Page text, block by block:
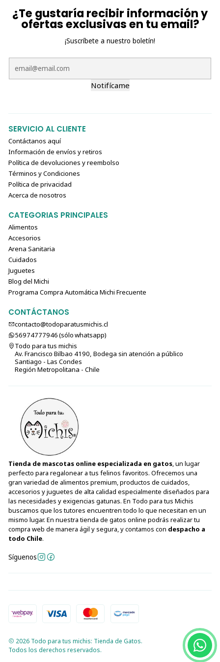
¿Te gustaría recibir información y
ofertas exclusivas en tu email?
¡Suscríbete a nuestro boletín!
Notifícame
SERVICIO AL CLIENTE
Contáctanos aquí
Información de envíos y retiros
Política de devoluciones y reembolso
Términos y Condiciones
Política de privacidad
Acerca de nosotros
CATEGORIAS PRINCIPALES
Alimentos
Accesorios
Arena Sanitaria
Cuidados
Juguetes
Blog del Michi
Programa Compra Automática Michi Frecuente
CONTÁCTANOS
contacto@todoparatusmichis.cl
56974777946 (sólo⁣⁣⁣⁣⁣​​​​​​​​​​​​​​​ whatsapp)
Todo para tus michis
Av. Francisco Bilbao 4190, Bodega sin atención a público
Santiago - Las Condes
Región Metropolitana - Chile
Tienda de mascotas online especializada en gatos, un lugar
perfecto para regalonear a tus felinos favoritos. Ofrecemos una
gran variedad de alimentos premium, productos de cuidados,
accesorios y juguetes de alta calidad especialmente diseñados para
las necesidades y exigencias gatunas. En Todo para tus Michis
buscamos que los tutores encuentren todo lo que necesitan en un
mismo lugar. En nuestra tienda de gatos online podrás realizar tu
compra web de manera ágil y segura, y contamos con despacho a
todo Chile.
Síguenos
2026 Todo para tus michis: Tienda de Gatos.
Todos los derechos reservados.